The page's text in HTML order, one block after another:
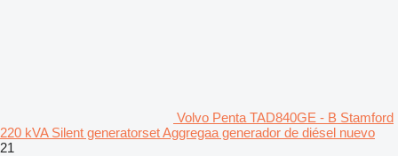
Volvo Penta TAD840GE - B Stamford
220 kVA Silent generatorset Aggregaa generador de diésel nuevo
21